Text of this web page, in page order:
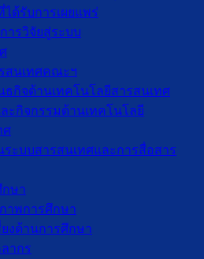
ด้รับการเผยแพร่
ารวิจัยสู่ระบบ
สนเทศคณะฯ
ธกิจด้านเทคโนโลยีสารสนเทศ
ละกิจกรรมด้านเทคโนโลยี
ศ
ะบบสารสนเทศและการสื่อสาร
ษา
พการศึกษา
งด้านการศึกษา
ากร